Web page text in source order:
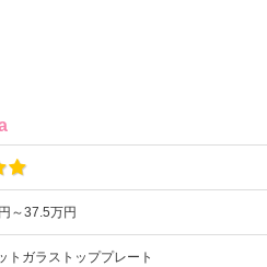
～37.5万円
トガラストッププレート